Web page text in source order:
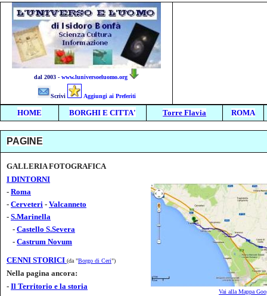
dal 2003 - www.luniversoeluomo.org
Scrivi Aggiungi ai Preferiti
HOME BORGHI E CITTA' Torre Flavia ROMA
PAGINE
GALLERIA FOTOGRAFICA
I DINTORNI
- Roma
- Cerveteri - Valcanneto
- S.Marinella
- Castello S.Severa
- Castrum Novum
CENNI STORICI (da "Borgo di Ceri")
Nella pagina ancora:
- Il Territorio e la storia
Vai alla Mappa